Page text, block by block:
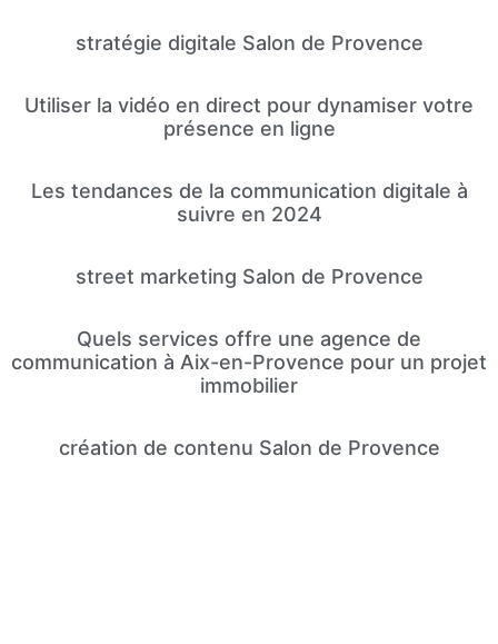
stratégie digitale Salon de Provence
Utiliser la vidéo en direct pour dynamiser votre
présence en ligne
Les tendances de la communication digitale à
suivre en 2024
street marketing Salon de Provence
Quels services offre une agence de
communication à Aix-en-Provence pour un projet
immobilier
création de contenu Salon de Provence